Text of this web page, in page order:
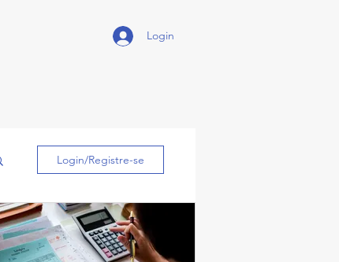
Login
Login/Registre-se